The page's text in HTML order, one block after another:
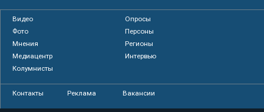
Видео
Опросы
Фото
Персоны
Мнения
Регионы
Медиацентр
Интервью
Колумнисты
Контакты Реклама Вакансии